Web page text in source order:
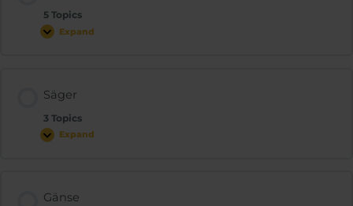
5 Topics
Expand
Säger
3 Topics
Expand
Gänse